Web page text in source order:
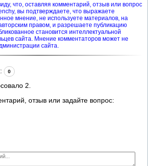
что, оставляя комментарий, отзыв или вопрос
вы подтверждаете, что выражаете
мнение, не используете материалов, на
правом, и разрешаете публикацию
становится интеллектуальной
сайта. Мнение комментаторов может не
сайта.
: 0
2
отзыв или задайте вопрос: